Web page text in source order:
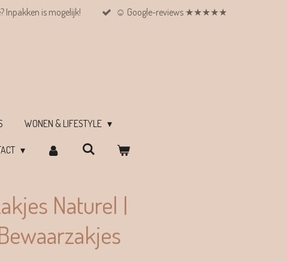
Inpakken is mogelijk! ☺︎ Google-reviews ★★★★★
WONEN & LIFESTYLE
Naturel |